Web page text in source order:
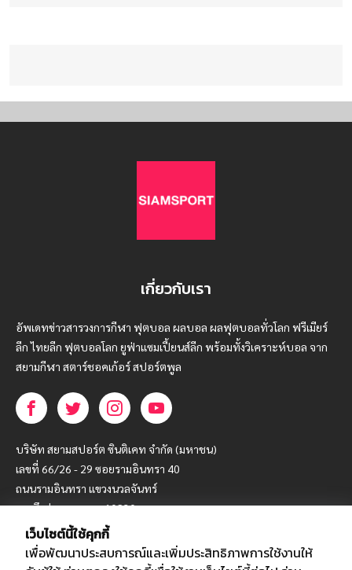
เกี่ยวกับเรา
อัพเดทข่าวสารวงการกีฬา ฟุตบอล ผลบอล ผลฟุตบอลทั่วโลก ฟรีเมียร์
ลีก ไทยลีก ฟุตบอลโลก ยูฟ่าแซมเปี้ยนส์ลีก พร้อมทั้งวิเคราะห์บอล จาก
สยามกีฬา สตาร์ชอคเก้อร์ สปอร์ตพูล
บริษัท สยามสปอร์ต ซินติเคท จำกัด (มหาชน)
เลขที่ 66/26 - 29 ซอยรามอินทรา 40
ถนนรามอินทรา แขวงนวลจันทร์
เขตบึงกุ่ม กรุงเทพฯ 10230
โทร : 02-5088-000
อีเมล์ : webmaster@siamsport.co.th
เว็บไซต์นี้ใช้คุกกี้
เพื่อพัฒนาประสบการณ์และเพิ่มประสิทธิภาพการใช้งานให้